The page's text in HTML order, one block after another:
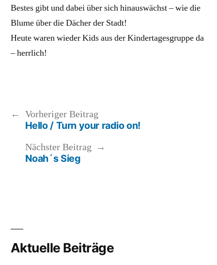
Bestes gibt und dabei über sich hinauswächst – wie die
Blume über die Dächer der Stadt!
Heute waren wieder Kids aus der Kindertagesgruppe da
– herrlich!
Vorheriger BeitragVorheriger
Beitrag:
Hello / Turn your radio on!
Nächster Beitrag
Noah´s Sieg
Aktuelle Beiträge